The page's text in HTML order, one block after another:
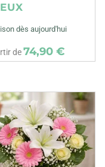
dès aujourd'hui
de74,90 €